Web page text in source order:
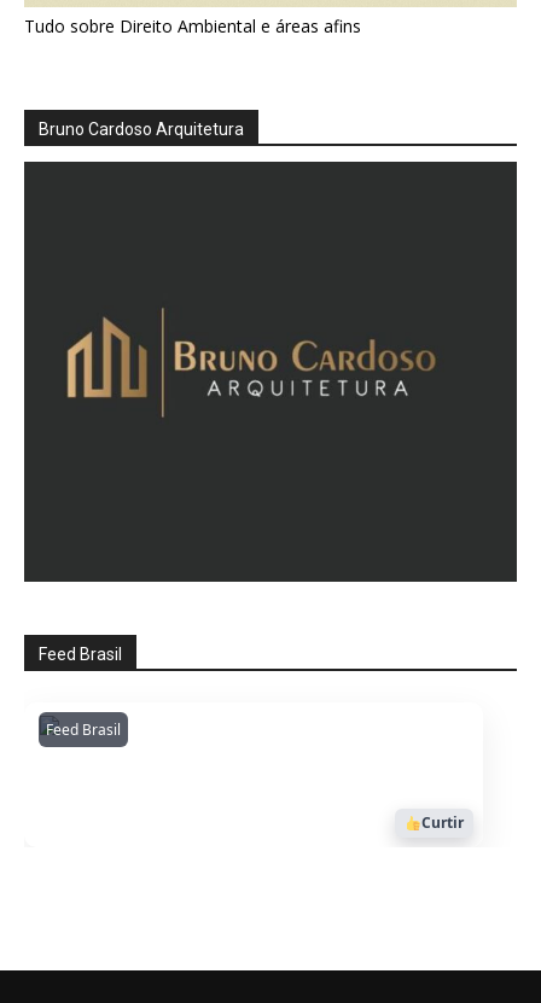
Tudo sobre Direito Ambiental e áreas afins
Bruno Cardoso Arquitetura
Feed Brasil
Feed BrasilAmazonianarede
1053
Curtir